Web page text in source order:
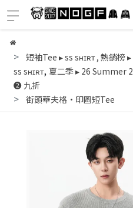
短袖Tee ▸ ss sʜɪʀᴛ, 熱銷榜 ▸
ss sʜɪʀᴛ, 夏二季 ▸ 26 Summer
❷ 九折
街頭華夫格·印圖短Tee